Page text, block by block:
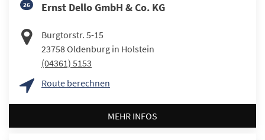
26 Ernst Dello GmbH & Co. KG
Burgtorstr. 5-15
23758Oldenburg in Holstein
(04361) 5153
Route berechnen
MEHR INFOS